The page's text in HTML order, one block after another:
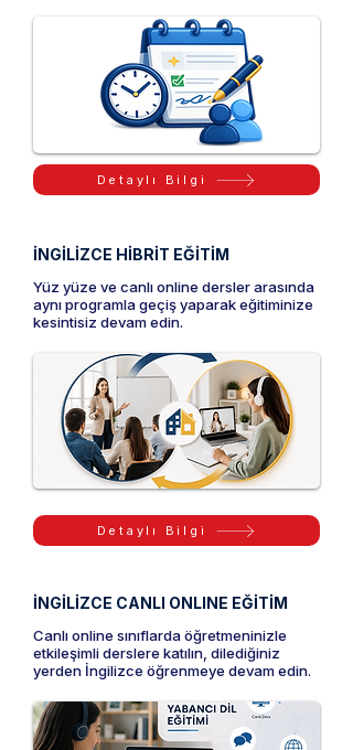
Detaylı Bilgi
İNGİLİZCE HİBRİT EĞİTİM
Yüz yüze ve canlı online dersler arasında
aynı programla geçiş yaparak eğitiminize
kesintisiz devam edin.
Detaylı Bilgi
İNGİLİZCE CANLI ONLINE EĞİTİM
Canlı online sınıflarda öğretmeninizle
etkileşimli derslere katılın, dilediğiniz
yerden İngilizce öğrenmeye devam edin.